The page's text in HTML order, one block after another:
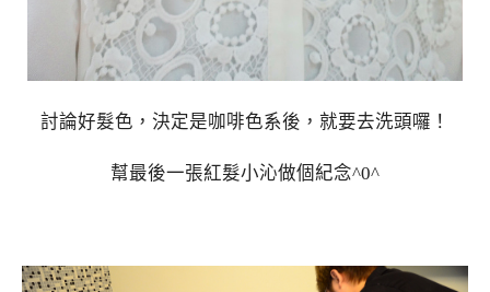
討論好髮色，決定是咖啡色系後，就要去洗頭囉！
幫最後一張紅髮小沁做個紀念^0^